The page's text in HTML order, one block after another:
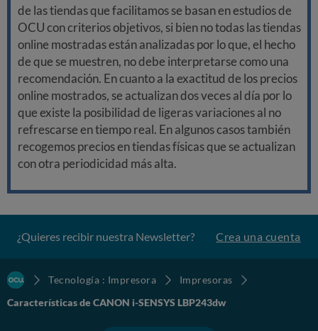
de las tiendas que facilitamos se basan en estudios de
OCU con criterios objetivos, si bien no todas las tiendas
online mostradas están analizadas por lo que, el hecho
de que se muestren, no debe interpretarse como una
recomendación. En cuanto a la exactitud de los precios
online mostrados, se actualizan dos veces al día por lo
que existe la posibilidad de ligeras variaciones al no
refrescarse en tiempo real. En algunos casos también
recogemos precios en tiendas físicas que se actualizan
con otra periodicidad más alta.
¿Quieres recibir nuestra Newsletter? Crea una cuenta
Tecnología : Impresora
Impresoras
Características de CANON i-SENSYS LBP243dw